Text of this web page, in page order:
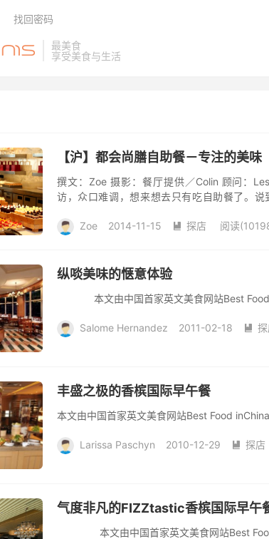
最美食
享受美食与生活
找回密码
【沪】都会尚膳自助餐－专注的美味
撰文：Zoe 摄影：餐厅提供／Colin 顾问：
访，众口难调，想来想去只有吃自助餐了。
Zoe 2014-11-15  探店 阅读
纵啖美味的惬意体验
本文由中国首家英文美食网站Best Food
Salome Hernandez 2011-02-18 
丰盛之极的香槟国际早午餐
本文由中国首家英文美食网站Best Food
Larissa Paschyn 2010-12-29  探店
气度非凡的FIZZtastic香槟国际早午
本文由中国首家英文美食网站Best